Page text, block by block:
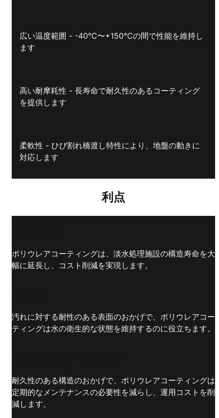
広い温度範囲 - -40°C〜+150°Cの間で性能を維持し
ます
高い耐摩耗性 - 長寿命で耐久性のあるコーティング
を提供します
柔軟性 - ひび割れ橋渡し特性により、地盤の動きに
対応します
利点
ポリウレアコーティングは、淡水処理施設の構造寿命を大
幅に延長し、コスト削減を実現します。
汚れに対する耐性のある表面のおかげで、ポリウレアコー
ティングは水の衛生的な状態を維持するのに役立ちます。
耐久性のある構造のおかげで、ポリウレアコーティングは
定期的なメンテナンスの必要性を減らし、運用コストを削
減します。